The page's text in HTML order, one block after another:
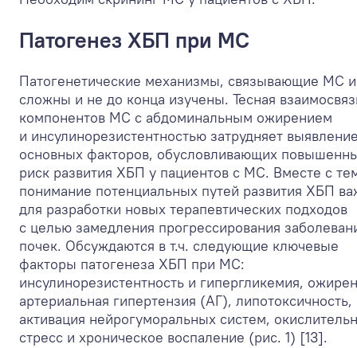
Патогенез ХБП при МС
Патогенетические механизмы, связывающие МС
сложны и не до конца изучены. Тесная
компонентов МС с абдоминальным ожирением
и инсулинорезистентностью затрудняет
основных факторов, обусловливающих
риск развития ХБП у пациентов с МС. Вместе с
понимание потенциальных путей развития ХБП
для разработки новых терапевтических подходов
с целью замедления прогрессирования
почек. Обсуждаются в т.ч. следующие ключевые
факторы патогенеза ХБП при МС:
инсулинорезистентность и гипергликемия,
артериальная гипертензия (АГ), липотоксичность,
активация нейрогуморальных систем,
стресс и хроническое воспаление (рис. 1) [13].